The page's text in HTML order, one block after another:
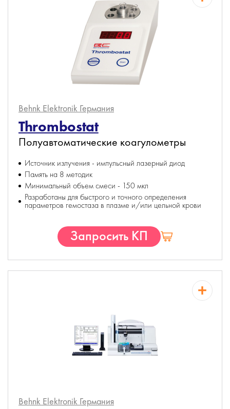
Behnk Elektronik Германия
Thrombostat
Полуавтоматические коагулометры
Источник излучения - импульсный лазерный диод
Память на 8 методик
Минимальный объем смеси - 150 мкл
Разработаны для быстрого и точного определения
параметров гемостаза в плазме и/или цельной крови
Запросить КП
Behnk Elektronik Германия